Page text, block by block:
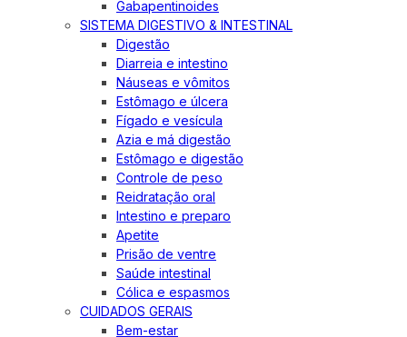
Gabapentinoides
SISTEMA DIGESTIVO & INTESTINAL
Digestão
Diarreia e intestino
Náuseas e vômitos
Estômago e úlcera
Fígado e vesícula
Azia e má digestão
Estômago e digestão
Controle de peso
Reidratação oral
Intestino e preparo
Apetite
Prisão de ventre
Saúde intestinal
Cólica e espasmos
CUIDADOS GERAIS
Bem-estar